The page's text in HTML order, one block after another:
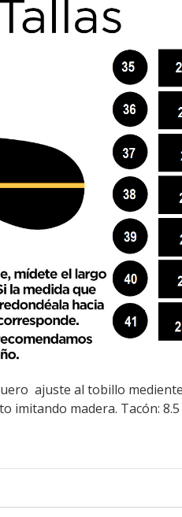
ajuste al tobillo
imitando madera. Tacón: